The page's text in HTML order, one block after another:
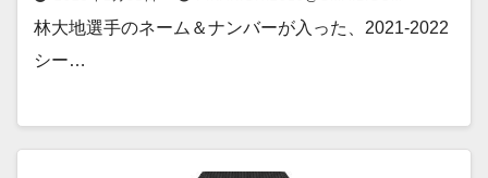
林大地選手のネーム＆ナンバーが入った、2021-2022
シー…